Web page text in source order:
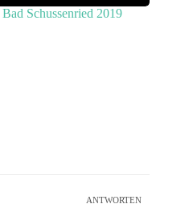
Schussenried 2019
ANTWORTEN